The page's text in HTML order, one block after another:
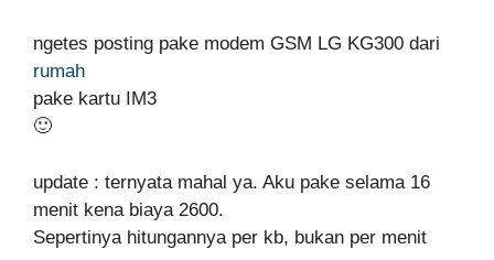
ngetes posting pake modem GSM LG KG300 dari
rumah
pake kartu IM3
🙂
update : ternyata mahal ya. Aku pake selama 16
menit kena biaya 2600.
Sepertinya hitungannya per kb, bukan per menit